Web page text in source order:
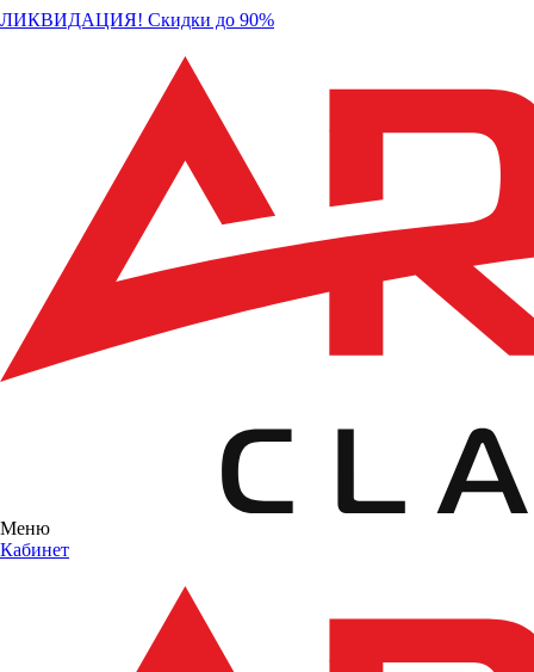
ЛИКВИДАЦИЯ! Скидки до 90%
Меню
Кабинет